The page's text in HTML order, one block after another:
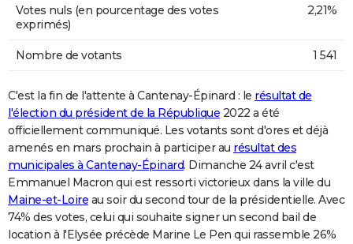
Votes nuls (en pourcentage des votes
exprimés)
2,21%
Nombre de votants 1 541
C'est la fin de l'attente à Cantenay-Épinard : le résultat de
l'élection du président de la République 2022 a été
officiellement communiqué. Les votants sont d'ores et déjà
amenés en mars prochain à participer au résultat des
municipales à Cantenay-Épinard. Dimanche 24 avril c'est
Emmanuel Macron qui est ressorti victorieux dans la ville du
Maine-et-Loire au soir du second tour de la présidentielle. Avec
74% des votes, celui qui souhaite signer un second bail de
location à l'Elysée précède Marine Le Pen qui rassemble 26%